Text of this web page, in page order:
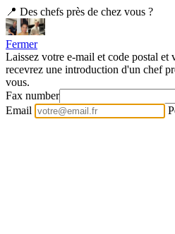
📍 Des chefs près de chez vous ?
Fermer
Laissez votre e-mail et code postal et
recevrez une introduction d'un chef
vous.
Fax number
Email